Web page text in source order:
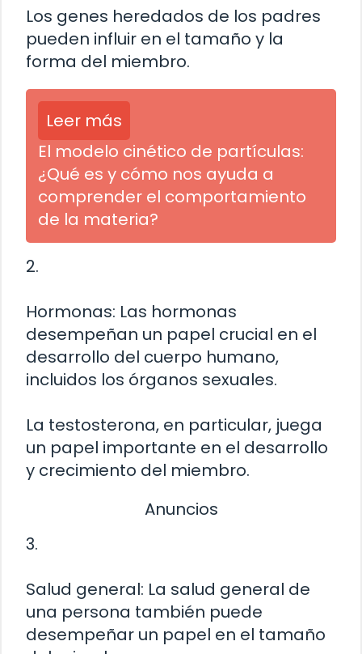
Los genes heredados de los padres
pueden influir en el tamaño y la
forma del miembro.
Leer más
El modelo cinético de partículas:
¿Qué es y cómo nos ayuda a
comprender el comportamiento
de la materia?
2.
Hormonas: Las hormonas
desempeñan un papel crucial en el
desarrollo del cuerpo humano,
incluidos los órganos sexuales.
La testosterona, en particular, juega
un papel importante en el desarrollo
y crecimiento del miembro.
Anuncios
3.
Salud general: La salud general de
una persona también puede
desempeñar un papel en el tamaño